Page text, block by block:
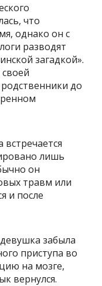
что
однако он с
разводят
загадкой».
до
лишь
он
травм или
и после
забыла
приступа во
на мозге,
вернулся.